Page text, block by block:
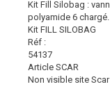
Kit Fill Silobag :
polyamide 6 chargé.
Kit FILL SILOBAG
Réf :
54137
Article SCAR
Non visible site Scar